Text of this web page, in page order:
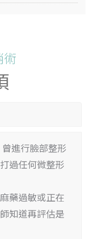
術
進行臉部整形
過任何微整形
藥過敏或正在
知道再評估是